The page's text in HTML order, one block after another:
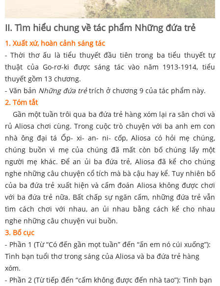
II. Tìm hiểu chung về tác phẩm Những đứa trẻ
1. Xuất xứ, hoàn cảnh sáng tác
- Thời thơ ấu là tiểu thuyết đầu tiên trong ba tiểu thuyết tự
thuật của Go-rơ-ki được sáng tác vào năm 1913-1914, tiểu
thuyết gồm 13 chương.
- Văn bản Những đứa trẻtrích ở chương 9 của tác phẩm này.
2. Tóm tắt
Gần một tuần trôi qua ba đứa trẻ hàng xóm lại ra sân chơi và
rủ Aliosa chơi cùng. Trong cuộc trò chuyện với ba anh em con
nhà ông đại tá Ốp- xi- an- ni- cốp, Aliosa có hỏi mẹ chúng,
chúng buồn vì mẹ của chúng đã mất còn bố chúng lấy một
người mẹ khác. Để an ủi ba đứa trẻ, Aliosa đã kể cho chúng
nghe những câu chuyện cổ tích mà bà cậu hay kể. Tuy nhiên bố
của ba đứa trẻ xuất hiện và cấm đoán Aliosa không được chơi
với ba đứa trẻ nữa. Bất chấp sự ngăn cấm, những đứa trẻ vẫn
tìm cách chơi với nhau, an ủi nhau bằng cách kể cho nhau
nghe những câu chuyện vui buồn.
3. Bố cục
- Phần 1 (Từ “Có đến gần mọt tuần” đến “ấn em nó cúi xuống”):
Tình bạn tuổi thơ trong sáng của Aliosa và ba đứa trẻ hàng
xóm.
- Phần 2 (Từ tiếp đến “cấm không được đến nhà tao”): Tình bạn